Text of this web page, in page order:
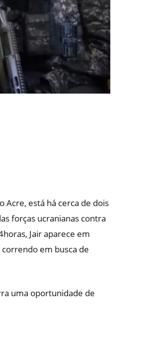
Acre, está há cerca de dois
forças ucranianas contra
Jair aparece em
em busca de
uma oportunidade de